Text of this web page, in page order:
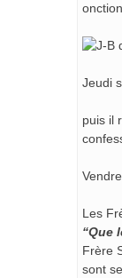
Jeudi
puis il
Les
“Que
Frère
sont